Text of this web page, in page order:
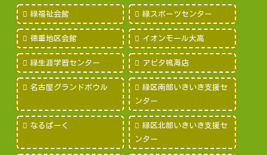
緑福祉会館 緑スポーツセンター
徳重地区会館 イオンモール大高
緑生涯学習センター アピタ鳴海店
名古屋グランドボウル
緑区南部いきいき支援セ
ンター
なるぱーく
緑区北部いきいき支援セ
ンター